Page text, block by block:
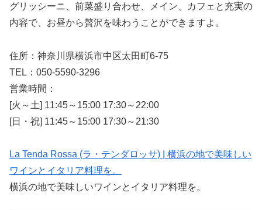
グリッシーニ、前菜盛り合わせ、メイン、カフェと充実の
内容で、お昼から贅沢を味わうことができますよ。
住所：神奈川県横浜市中区太田町6-75
TEL：050-5590-3296
営業時間：
[火～土] 11:45～15:00 17:30～22:00
[日・祝] 11:45～15:00 17:30～21:30
La Tenda Rossa (ラ・テンダロッサ) | 横浜の地で美味しい
ワインとイタリア料理を。
横浜の地で美味しいワインとイタリア料理を。